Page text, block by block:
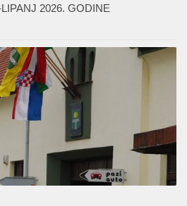
2026. GODINE